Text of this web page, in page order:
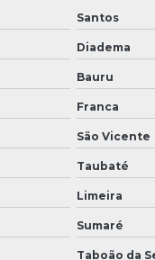
de vidros e janelas
predial
e limpeza
e recepção
Santos
Diadema
Bauru
Franca
São Vicente
Taubaté
Limeira
Sumaré
Taboão da